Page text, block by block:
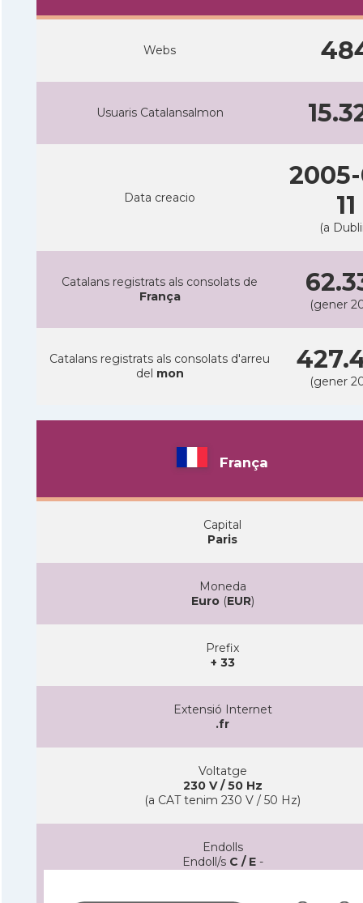
Webs
Usuaris Catalansalmon
Data creacio
11
(a
Catalans registrats als consolats de
França
(gener
Catalans registrats als consolats d'arreu
del mon
(gener
França
Capital
Paris
Moneda
Euro(EUR)
Prefix
+ 33
Extensió Internet
.fr
Voltatge
230 V / 50 Hz
(a CAT tenim 230 V / 50 Hz)
Endolls
Endoll/s C / E-